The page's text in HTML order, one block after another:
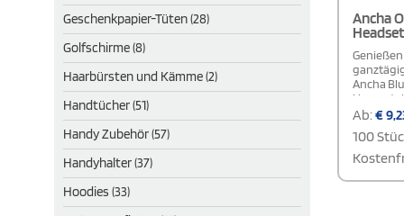
Geschenkpapier-Tüten (28)
Golfschirme (8)
Haarbürsten und Kämme (2)
Handtücher (51)
Handy Zubehör (57)
Handyhalter (37)
Hoodies (33)
Ancha
Ancha
verfügt
Headset
lässt sich
Ab:€
100